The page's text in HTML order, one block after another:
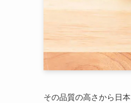
品質の高さを実